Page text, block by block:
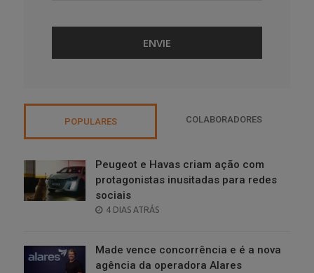
POPULARES COLABORADORES
Peugeot e Havas criam ação com
protagonistas inusitadas para redes
sociais
POSTED
4 DIAS ATRÁS
Made vence concorrência e é a nova
agência da operadora Alares